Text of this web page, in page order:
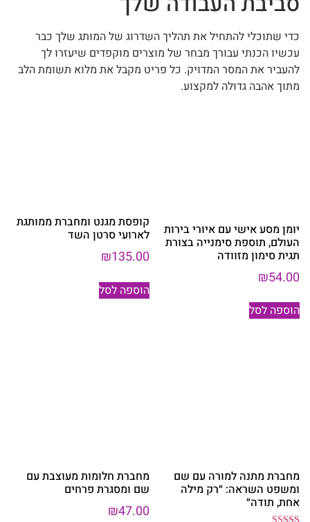
כדי שתוכלי להתחיל את תהליך השדרוג של המותג שלך כבר
עכשיו הכנתי עבורך מבחר של מוצרים מוקפדים שיעזרו לך
להעביר את המסר המדויק. כל פריט מקבל את מלוא תשומת הלב
מתוך אהבה גדולה למקצוע.
יומן מסע אישי עם איורי בירות
העולם, תוספת סימנייה בצורת
תגית סימון מזוודה
₪54.00
הוספה לסל
קופסת מגנט ומחברת ממותגת
לארועי סרטן השד
₪135.00
הוספה לסל
מחברת מתנה למורה עם שם
ומשפט השראה: ״רק מילה
אחת, תודה״
מחברת חלומות מעוצבת עם
שם ומסגרת פרחים
₪47.00